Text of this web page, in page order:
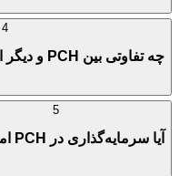
چه تفاوتی بین PCH و دیگر ارزهای دیجیتال وجود دارد؟
آیا سرمایه‌گذاری در PCH امن است؟